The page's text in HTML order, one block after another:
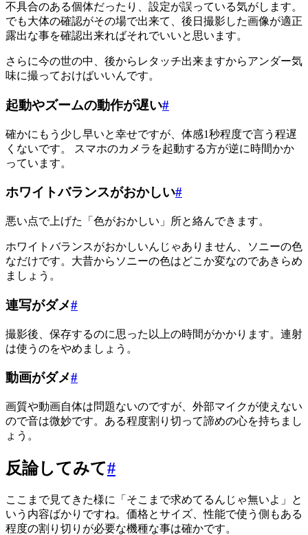
不具合のある個体だったり、設定が誤っている気がします。
でも大体の確認がその場で出来て、後日撮影した画像が適正
露出な事を確認出来ればそれでいいと思います。
さらに今の世の中、後からレタッチ出来ますからアンダー気
味に撮っておけばいいんです。
起動やズームの動作が遅い#
確かにもう少し早いと幸せですが、体感1秒程度で言う程遅
くないです。 スマホのカメラを起動する方が逆に時間かか
っています。
ホワイトバランスがおかしい#
悪い点で上げた「色がおかしい」所と絡んできます。
ホワイトバランスがおかしいんじゃありません、ソニーの色
なだけです。大昔からソニーの色はどこか変なのであきらめ
ましょう。
連写がダメ#
撮影後、保存するのに思った以上の時間がかかります。連射
は使うのをやめましょう。
動画がダメ#
画質や動画自体は問題ないのですが、外部マイクが使えない
ので音は微妙です。ある程度割り切って諦めの心を持ちまし
ょう。
反論してみて#
ここまで見てきた様に「そこまで求めてるんじゃ無いよ」と
いう内容ばかりですね。価格とサイズ、性能で使う側もある
程度の割り切りが必要な機種な事は確かです。